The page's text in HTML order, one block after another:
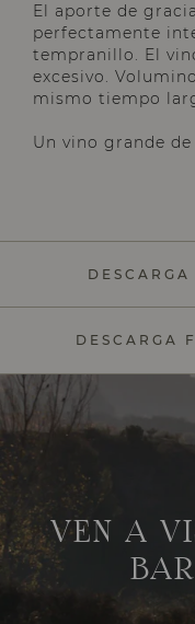
El aporte de
perfectamente
tempranillo. El
excesivo.
mismo tiempo
Un vino grande
DESCARGA
VEN A